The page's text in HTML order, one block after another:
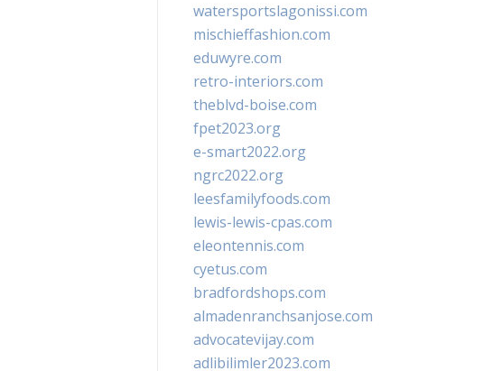
watersportslagonissi.com
mischieffashion.com
eduwyre.com
retro-interiors.com
theblvd-boise.com
fpet2023.org
e-smart2022.org
ngrc2022.org
leesfamilyfoods.com
lewis-lewis-cpas.com
eleontennis.com
cyetus.com
bradfordshops.com
almadenranchsanjose.com
advocatevijay.com
adlibilimler2023.com